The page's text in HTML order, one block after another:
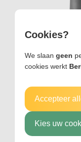
Cookies?
We slaan geen
cookies werkt
Accepteer
Kies uw